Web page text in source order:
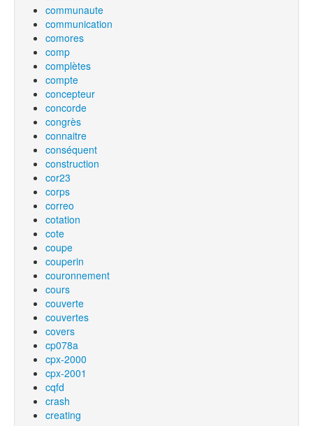
communaute
communication
comores
comp
complètes
compte
concepteur
concorde
congrès
connaitre
conséquent
construction
cor23
corps
correo
cotation
cote
coupe
couperin
couronnement
cours
couverte
couvertes
covers
cp078a
cpx-2000
cpx-2001
cqfd
crash
creating